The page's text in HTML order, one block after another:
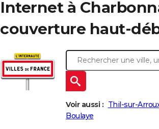
Internet à
couverture haut-
Voir aussi : Thil-sur-
Boulaye